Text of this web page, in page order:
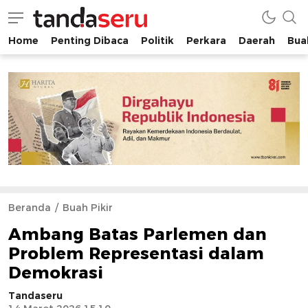
tandaseru.com | Penting Dibaca
tandaseru.com
Home Penting Dibaca Politik Perkara Daerah
Beranda Buah Pikir
Ambang Batas Parlemen dan
Problem Representasi dalam
Demokrasi
Tandaseru